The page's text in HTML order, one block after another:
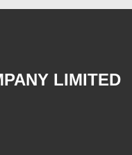
LIMITED